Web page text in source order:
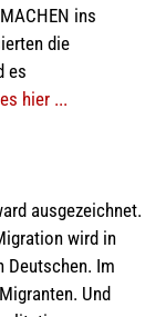
ins
die
es
hier ...
ausgezeichnet.
wird in
Deutschen. Im
Und